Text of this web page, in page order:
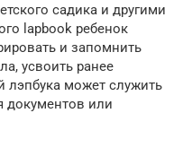
садика и другими
lapbook ребенок
и запомнить
усвоить ранее
лэпбука может служить
документов или